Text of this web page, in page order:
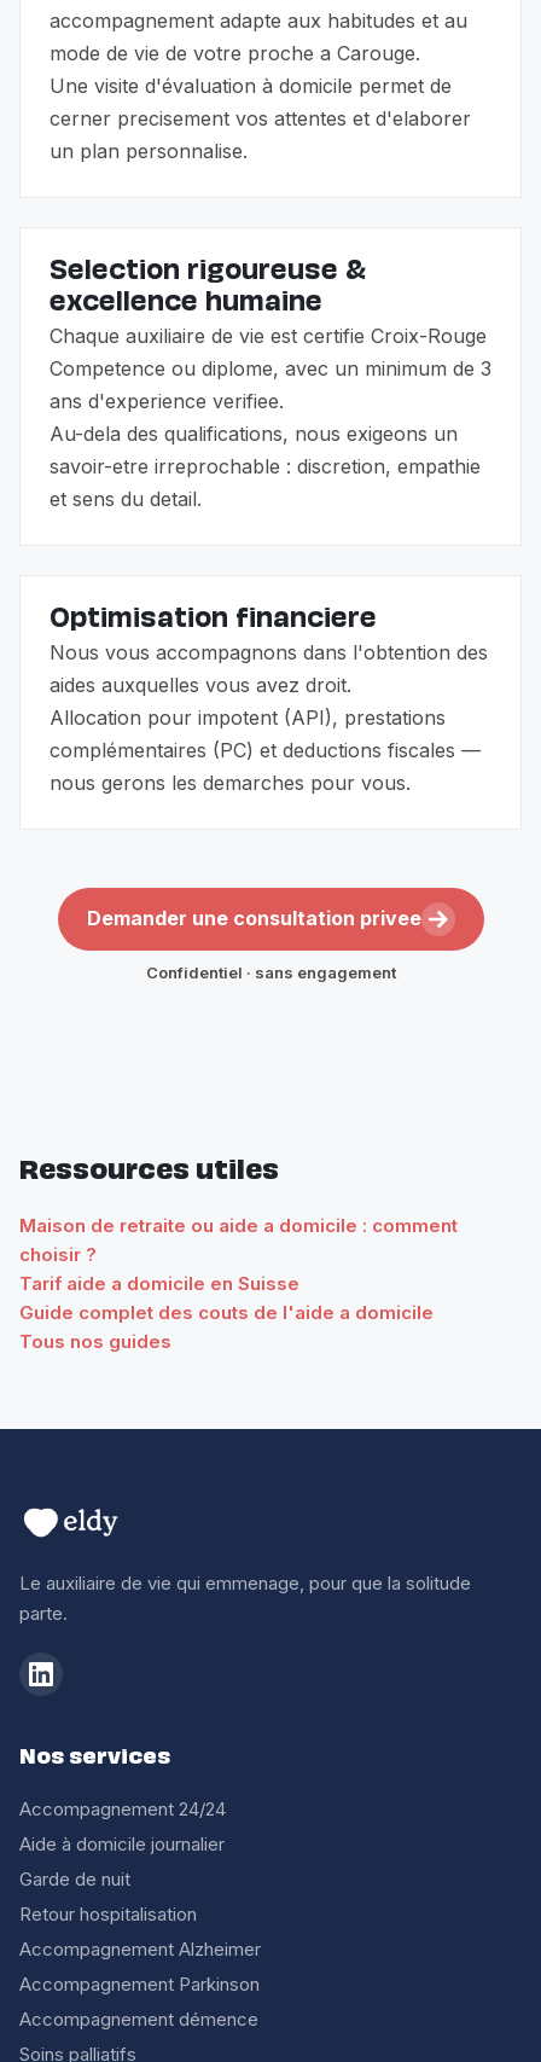
accompagnement adapte aux habitudes et au
mode de vie de votre proche a Carouge.
Une visite d'évaluation à domicile permet de
cerner precisement vos attentes et d'elaborer
un plan personnalise.
Selection rigoureuse &
excellence humaine
Chaque auxiliaire de vie est certifie Croix-Rouge
Competence ou diplome, avec un minimum de 3
ans d'experience verifiee.
Au-dela des qualifications, nous exigeons un
savoir-etre irreprochable : discretion, empathie
et sens du detail.
Optimisation financiere
Nous vous accompagnons dans l'obtention des
aides auxquelles vous avez droit.
Allocation pour impotent (API), prestations
complémentaires (PC) et deductions fiscales —
nous gerons les demarches pour vous.
Demander une consultation privee
Confidentiel · sans engagement
Ressources utiles
Maison de retraite ou aide a domicile : comment
choisir ?
Tarif aide a domicile en Suisse
Guide complet des couts de l'aide a domicile
Tous nos guides
Le auxiliaire de vie qui emmenage, pour que la solitude
parte.
Nos services
Accompagnement 24/24
Aide à domicile journalier
Garde de nuit
Retour hospitalisation
Accompagnement Alzheimer
Accompagnement Parkinson
Accompagnement démence
Soins palliatifs